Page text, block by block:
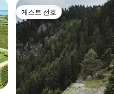
게스트 선호
게스트 선호